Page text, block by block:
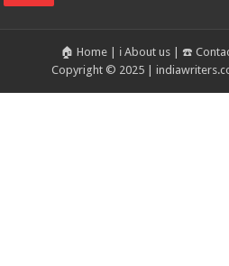
🏠 Home| ℹ️ About us| ☎️
Copyright © 2025 |